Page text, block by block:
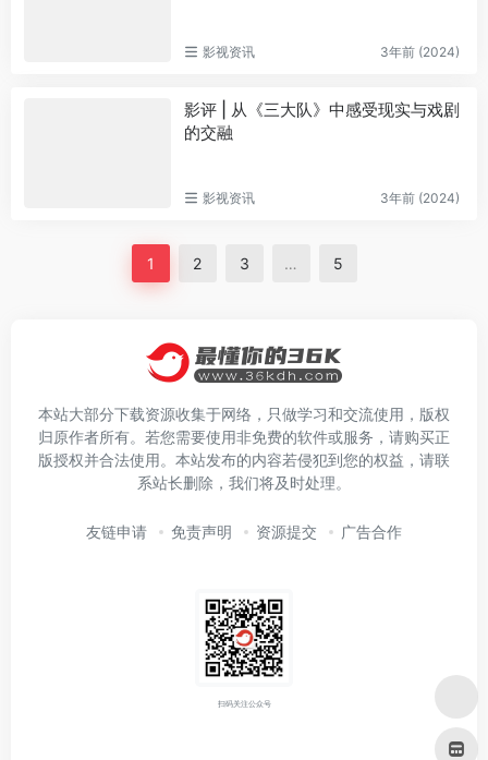
影视资讯 3年前 (2024)
影评 | 从《三大队》中感受现实与戏剧
的交融
影视资讯 3年前 (2024)
1 2 3 … 5
本站大部分下载资源收集于网络，只做学习和交流使用，版权
归原作者所有。若您需要使用非免费的软件或服务，请购买正
版授权并合法使用。本站发布的内容若侵犯到您的权益，请联
系站长删除，我们将及时处理。
友链申请 免责声明 资源提交 广告合作
扫码关注公众号